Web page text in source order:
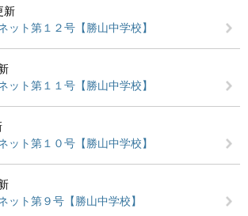
新
ット第１２号【勝山中学校】
ット第１１号【勝山中学校】
ット第１０号【勝山中学校】
ット第９号【勝山中学校】